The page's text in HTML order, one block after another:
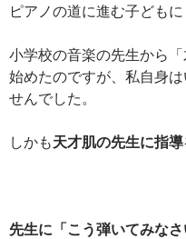
ピアノの道に進む子ども
小学校の音楽の先生から
始めたのですが、私自身
せんでした。
しかも天才肌の先生に指導
先生に「こう弾いてみな